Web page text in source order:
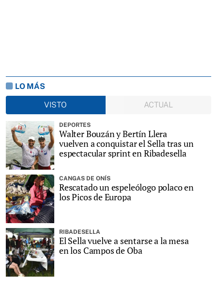
LO MÁS
VISTO
ACTUAL
DEPORTES
Walter Bouzán y Bertín Llera
vuelven a conquistar el Sella tras un
espectacular sprint en Ribadesella
CANGAS DE ONÍS
Rescatado un espeleólogo polaco en
los Picos de Europa
RIBADESELLA
El Sella vuelve a sentarse a la mesa
en los Campos de Oba